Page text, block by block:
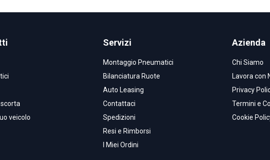
veicolo
Servizi
Montaggio Pneumatici
Bilanciatura Ruote
Auto Leasing
Contattaci
Spedizioni
Resi e Rimborsi
I Miei Ordini
Azienda
Chi Siamo
Lavora con
Privacy
Termini e
Cookie